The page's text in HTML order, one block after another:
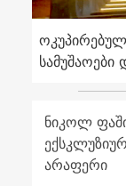
ნიკოლ
არაფერი